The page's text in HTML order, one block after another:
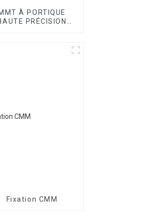
À PORTIQUE
PRÉCISION
Fixation CMM